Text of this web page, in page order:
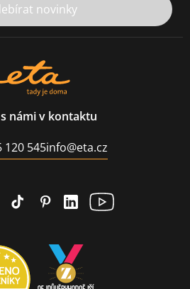
novinky
námi v kontaktu
120 545info@eta.cz